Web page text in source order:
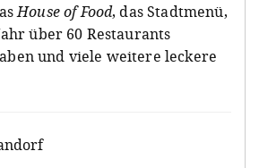
House of Food, das Stadtmenü,
über 60 Restaurants
und viele weitere leckere